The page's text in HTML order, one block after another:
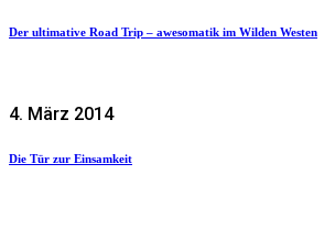
Der ultimative Road Trip – awesomatik im Wilden Westen
4. März 2014
Die Tür zur Einsamkeit